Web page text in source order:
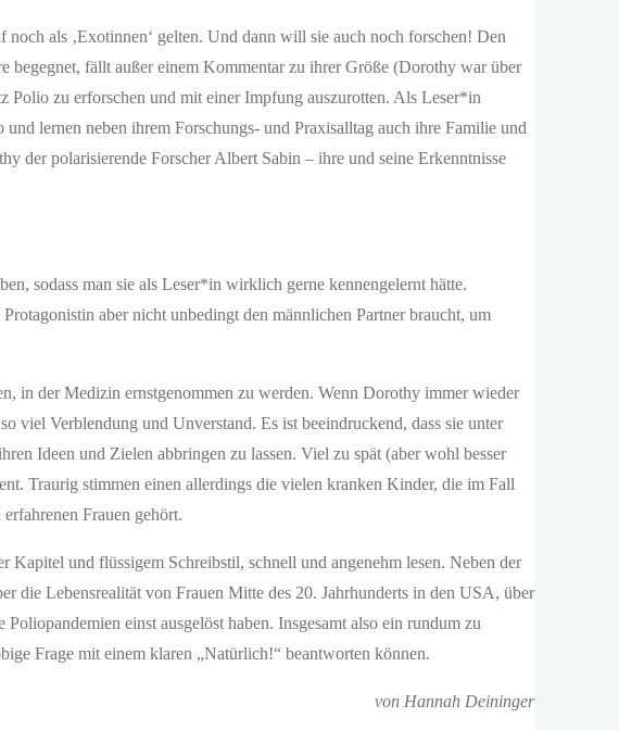
als ‚Exotinnen‘ gelten. Und dann will sie auch noch forschen! Den
begegnet, fällt außer einem Kommentar zu ihrer Größe (Dorothy war über
zu erforschen und mit einer Impfung auszurotten. Als Leser*in
lernen neben ihrem Forschungs- und Praxisalltag auch ihre Familie und
der polarisierende Forscher Albert Sabin – ihre und seine Erkenntnisse
sodass man sie als Leser*in wirklich gerne kennengelernt hätte.
aber nicht unbedingt den männlichen Partner braucht, um
in der Medizin ernstgenommen zu werden. Wenn Dorothy immer wieder
viel Verblendung und Unverstand. Es ist beeindruckend, dass sie unter
Ideen und Zielen abbringen zu lassen. Viel zu spät (aber wohl besser
Traurig stimmen einen allerdings die vielen kranken Kinder, die im Fall
Frauen gehört.
Kapitel und flüssigem Schreibstil, schnell und angenehm lesen. Neben der
die Lebensrealität von Frauen Mitte des 20. Jahrhunderts in den USA, über
einst ausgelöst haben. Insgesamt also ein rundum zu
Frage mit einem klaren „Natürlich!“ beantworten können.
von Hannah Deininger